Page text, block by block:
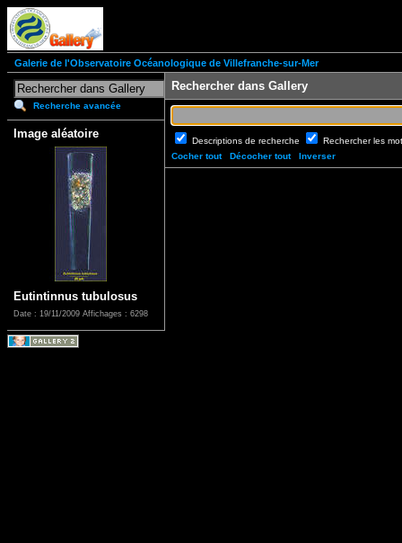
Galerie de l'Observatoire Océanologique de Villefranche-sur-Mer
Recherche avancée
Image aléatoire
Eutintinnus tubulosus
Date : 19/11/2009 Affichages : 6298
Rechercher dans Gallery
Descriptions de recherche
Rechercher les
Cocher tout
Décocher tout Inverser